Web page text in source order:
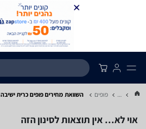
... פופים השוואת מחירים פופים ‏כרית ישיבה
אוי לא… אין תוצאות לסינון הזה